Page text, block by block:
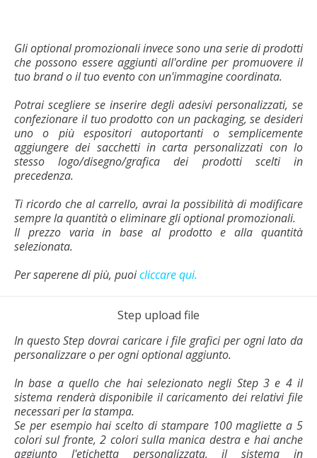
Gli optional promozionali invece sono una serie di prodotti
che possono essere aggiunti all'ordine per promuovere il
tuo brand o il tuo evento con un'immagine coordinata.
Potrai scegliere se inserire degli adesivi personalizzati, se
confezionare il tuo prodotto con un packaging, se desideri
uno o più espositori autoportanti o semplicemente
aggiungere dei sacchetti in carta personalizzati con lo
stesso logo/disegno/grafica dei prodotti scelti in
precedenza.
Ti ricordo che al carrello, avrai la possibilità di modificare
sempre la quantità o eliminare gli optional promozionali.
Il prezzo varia in base al prodotto e alla quantità
selezionata.
Per saperene di più, puoicliccare qui.
Step upload file
In questo Step dovrai caricare i file grafici per ogni lato da
personalizzare o per ogni optional aggiunto.
In base a quello che hai selezionato negli Step 3 e 4 il
sistema renderà disponibile il caricamento dei relativi file
necessari per la stampa.
Se per esempio hai scelto di stampare 100 magliette a 5
colori sul fronte, 2 colori sulla manica destra e hai anche
aggiunto l'etichetta personalizzata, il sistema in